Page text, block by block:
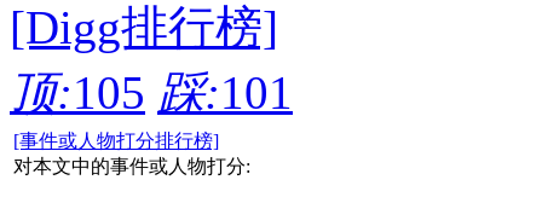
[Digg排行榜]
顶:105 踩:101
[事件或人物打分排行榜]
对本文中的事件或人物打分: